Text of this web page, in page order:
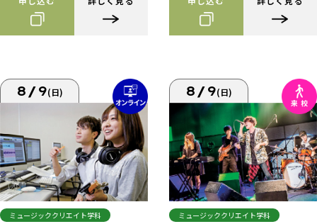
8/9(日)
ミュージッククリエイト学科
8/9(日)
ミュージッククリエイト学科